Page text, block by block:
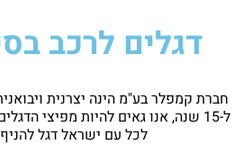
דגלים לרכב
חברת קמפלר בע"מ הינה יצרנית
ל-15 שנה, אנו גאים להיות מפיצי
לכל עם ישראל דגל להניף